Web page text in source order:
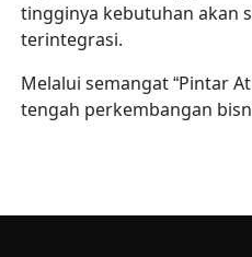
tingginya kebutuhan akan
terintegrasi.
Melalui semangat “Pintar
tengah perkembangan